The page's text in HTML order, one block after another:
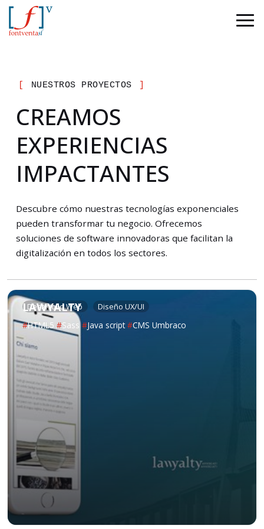
[ NUESTROS PROYECTOS ]
CREAMOS
EXPERIENCIAS
IMPACTANTES
Descubre cómo nuestras tecnologías exponenciales
pueden transformar tu negocio. Ofrecemos
soluciones de software innovadoras que facilitan la
digitalización en todos los sectores.
Desarrollo Web Diseño UX/UI
LAWYALTY
#HTML5 #Sass#Java script#CMS Umbraco